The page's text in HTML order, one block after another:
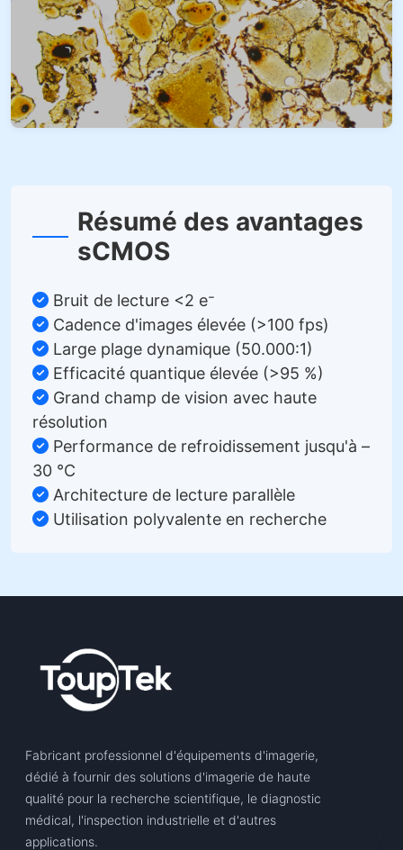
Résumé des avantages
sCMOS
Bruit de lecture <2 e⁻
Cadence d'images élevée (>100 fps)
Large plage dynamique (50.000:1)
Efficacité quantique élevée (>95 %)
Grand champ de vision avec haute
résolution
Performance de refroidissement jusqu'à –
30 °C
Architecture de lecture parallèle
Utilisation polyvalente en recherche
Fabricant professionnel d'équipements d'imagerie,
dédié à fournir des solutions d'imagerie de haute
qualité pour la recherche scientifique, le diagnostic
médical, l'inspection industrielle et d'autres
applications.